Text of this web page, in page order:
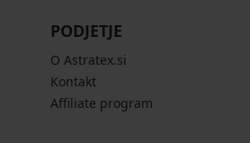
PODJETJE
O Astratex.si
Kontakt
Affiliate program